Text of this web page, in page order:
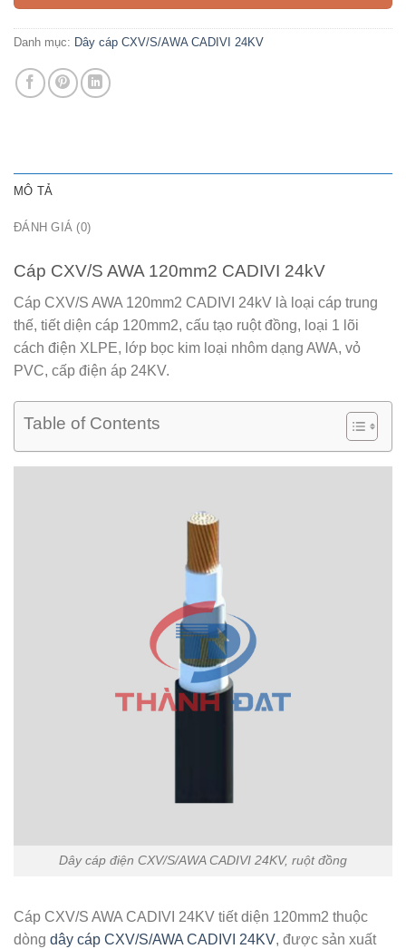
Danh mục: Dây cáp CXV/S/AWA CADIVI 24KV
MÔ TẢ
ĐÁNH GIÁ (0)
Cáp CXV/S AWA 120mm2 CADIVI 24kV
Cáp CXV/S AWA 120mm2 CADIVI 24kV là loại cáp trung
thế, tiết diện cáp 120mm2, cấu tạo ruột đồng, loại 1 lõi
cách điện XLPE, lớp bọc kim loại nhôm dạng AWA, vỏ
PVC, cấp điện áp 24KV.
Table of Contents
Dây cáp điện CXV/S/AWA CADIVI 24KV, ruột đồng
Cáp CXV/S AWA CADIVI 24KV tiết diện 120mm2 thuộc
dòng dây cáp CXV/S/AWA CADIVI 24KV, được sản xuất